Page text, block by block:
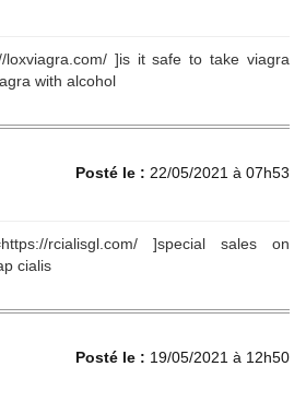
loxviagra.com/ ]is it safe to take viagra
with alcohol
Posté le : 22/05/2021 à 07h53
rcialisgl.com/ ]special sales on
cialis
Posté le : 19/05/2021 à 12h50